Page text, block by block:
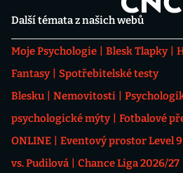
Další témata z našich webů
Moje Psychologie Blesk Tlapky
Fantasy
Spotřebitelské testy
Blesku
Nemovitosti
psychologické mýty
Fotbalové
ONLINE
Eventový prostor Level 9
vs. Pudilová
Chance Liga 2026/27